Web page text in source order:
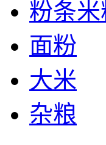
粉条米
面粉
大米
杂粮